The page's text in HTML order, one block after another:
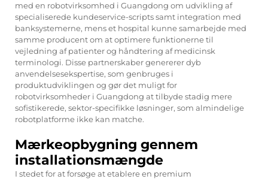
med en robotvirksomhed i Guangdong om udvikling af
specialiserede kundeservice-scripts samt integration med
banksystemerne, mens et hospital kunne samarbejde med
samme producent om at optimere funktionerne til
vejledning af patienter og håndtering af medicinsk
terminologi. Disse partnerskaber genererer dyb
anvendelsesekspertise, som genbruges i
produktudviklingen og gør det muligt for
robotvirksomheder i Guangdong at tilbyde stadig mere
sofistikerede, sektor-specifikke løsninger, som almindelige
robotplatforme ikke kan matche.
Mærkeopbygning gennem
installationsmængde
I stedet for at forsøge at etablere en premium